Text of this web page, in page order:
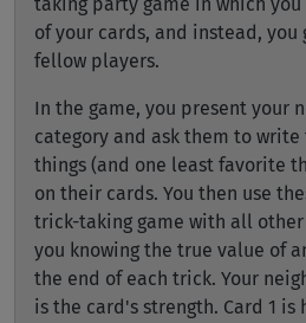
of your cards, and instead, you
fellow players.
In the game, you present your
category and ask them to
things (and one least favorite
on their cards. You then use
trick-taking game with all
you knowing the true value of
the end of each trick. Your
is the card's strength. Card 1 is